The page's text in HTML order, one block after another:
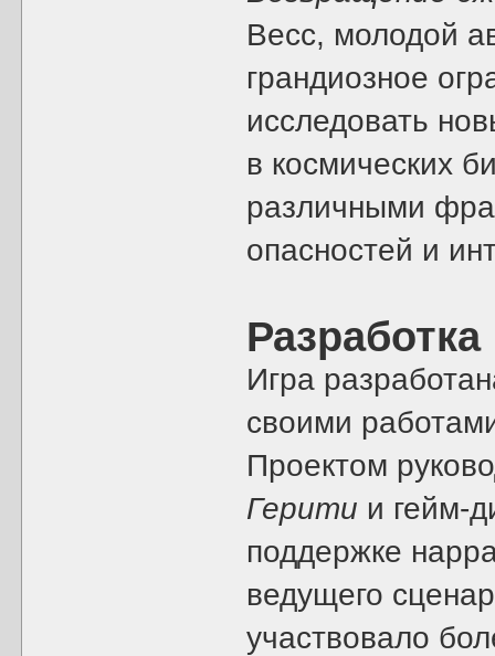
Весс, молодой
грандиозное
исследовать
в космических
различными
опасностей и
Разработка
Игра
своими
Проектом
Герити и гейм-
поддержке
ведущего
участвовало